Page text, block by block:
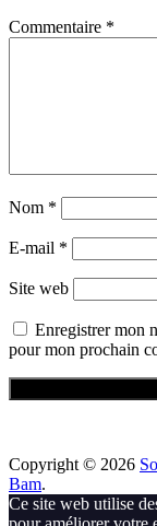
Commentaire *
Nom *
E-mail *
Site web
Enregistrer mon
pour mon prochain
Copyright © 2026
Bam.
Ce site web utilise